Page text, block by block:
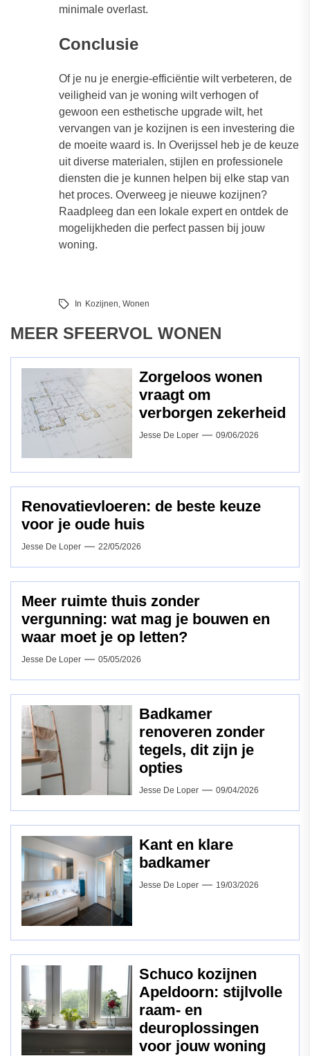
minimale overlast.
Conclusie
Of je nu je energie-efficiëntie wilt verbeteren, de
veiligheid van je woning wilt verhogen of
gewoon een esthetische upgrade wilt, het
vervangen van je kozijnen is een investering die
de moeite waard is. In Overijssel heb je de keuze
uit diverse materialen, stijlen en professionele
diensten die je kunnen helpen bij elke stap van
het proces. Overweeg je nieuwe kozijnen?
Raadpleeg dan een lokale expert en ontdek de
mogelijkheden die perfect passen bij jouw
woning.
In Kozijnen, Wonen
MEER SFEERVOL WONEN
Zorgeloos wonen
vraagt om
verborgen zekerheid
Jesse De Loper 09/06/2026
Renovatievloeren: de beste keuze
voor je oude huis
Jesse De Loper 22/05/2026
Meer ruimte thuis zonder
vergunning: wat mag je bouwen en
waar moet je op letten?
Jesse De Loper 05/05/2026
Badkamer
renoveren zonder
tegels, dit zijn je
opties
Jesse De Loper 09/04/2026
Kant en klare
badkamer
Jesse De Loper 19/03/2026
Schuco kozijnen
Apeldoorn: stijlvolle
raam‑ en
deuroplossingen
voor jouw woning